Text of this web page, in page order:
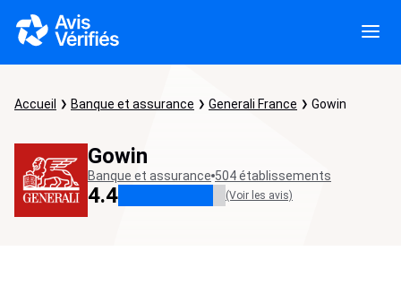
Accueil Banque et assurance Generali France Gowin
Gowin
Banque et assurance 504 établissements
4.4 (Voir les avis)